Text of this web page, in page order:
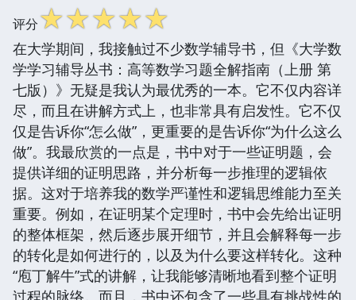
评分☆☆☆☆☆
在大学期间，我接触过不少数学辅导书，但《大学数
学学习辅导丛书：高等数学习题全解指南（上册 第
七版）》无疑是我认为最优秀的一本。它不仅内容详
尽，而且在讲解方式上，也非常具有启发性。它不仅
仅是告诉你“怎么做”，更重要的是告诉你“为什么这么
做”。我最欣赏的一点是，书中对于一些证明题，会
提供详细的证明思路，并分析每一步推理的逻辑依
据。这对于培养我的数学严谨性和逻辑思维能力至关
重要。例如，在证明某个定理时，书中会先给出证明
的整体框架，然后逐步展开细节，并且会解释每一步
的转化是如何进行的，以及为什么要这样转化。这种
“庖丁解牛”式的讲解，让我能够清晰地看到整个证明
过程的脉络。而且，书中还包含了一些具有挑战性的